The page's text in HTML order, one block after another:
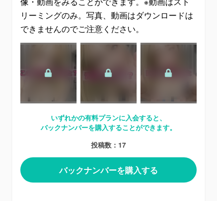
リーミングのみ。写真、動画はダウンロードは
できませんのでご注意ください。
いずれかの有料プランに入会すると、
バックナンバーを購入することができます。
投稿数：17
バックナンバーを購入する